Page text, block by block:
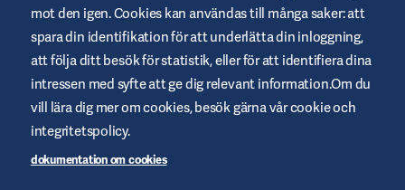
Allmänna Användarvillkor
Integritetspolicy
Cookies
Ansvarig utgivare
mot den igen. Cookies kan användas till många saker: att
spara din identifikation för att underlätta din inloggning,
att följa ditt besök för statistik, eller för att identifiera dina
intressen med syfte att ge dig relevant information.Om du
vill lära dig mer om cookies, besök gärna vår cookie och
integritetspolicy.
dokumentation om cookies